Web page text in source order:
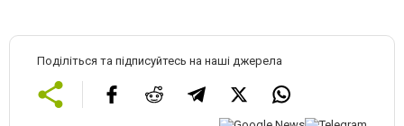
Поділіться та підписуйтесь на наші джерела